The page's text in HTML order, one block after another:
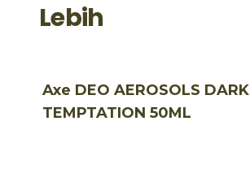
Lebih
Axe DEO AEROSOLS DARK
TEMPTATION 50ML